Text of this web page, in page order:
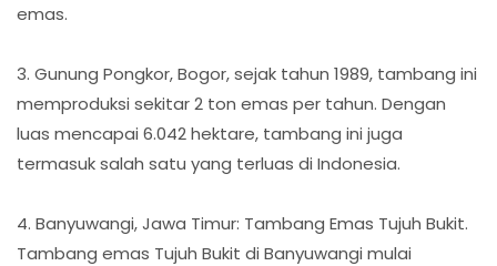
emas.
3. Gunung Pongkor, Bogor, sejak tahun 1989, tambang ini
memproduksi sekitar 2 ton emas per tahun. Dengan
luas mencapai 6.042 hektare, tambang ini juga
termasuk salah satu yang terluas di Indonesia.
4. Banyuwangi, Jawa Timur: Tambang Emas Tujuh Bukit.
Tambang emas Tujuh Bukit di Banyuwangi mulai